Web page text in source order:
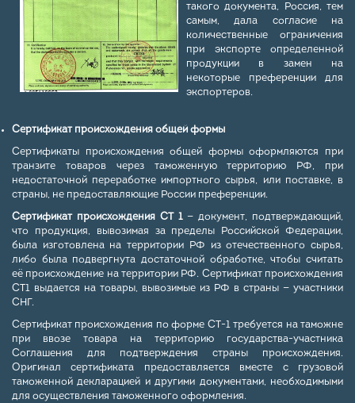
такого документа, Россия, тем
самым, дала согласие на
количественные ограничения
при экспорте определенной
продукции в замен на
некоторые преференции для
экспортеров.
Сертификат происхождения общей формы
Сертификаты происхождения общей формы оформляются при
транзите товаров через таможенную территорию РФ, при
недостаточной переработке импортного сырья, или поставке, в
страны, не предоставляющие России преференции.
Сертификат происхождения СТ 1— документ, подтверждающий,
что продукция, вывозимая за пределы Российской Федерации,
была изготовлена на территории РФ из отечественного сырья,
либо была подвергнута достаточной обработке, чтобы считать
её происхождение на территории РФ. Сертификат происхождения
СТ1 выдается на товары, вывозимые из РФ в страны — участники
СНГ.
Сертификат происхождения по форме СТ-1 требуется на таможне
при ввозе товара на территорию государства-участника
Соглашения для подтверждения страны происхождения.
Оригинал сертификата предоставляется вместе с грузовой
таможенной декларацией и другими документами, необходимыми
для осуществления таможенного оформления.